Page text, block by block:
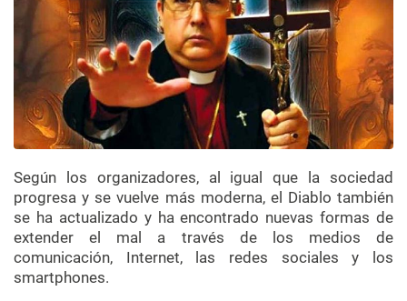
Según los organizadores, al igual que la sociedad
progresa y se vuelve más moderna, el Diablo también
se ha actualizado y ha encontrado nuevas formas de
extender el mal a través de los medios de
comunicación, Internet, las redes sociales y los
smartphones.